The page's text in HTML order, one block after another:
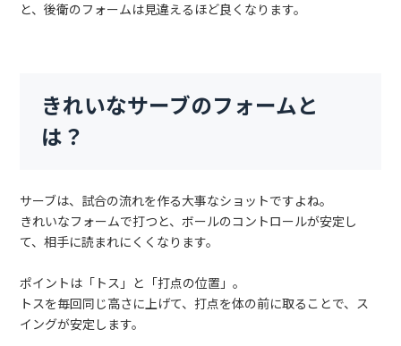
と、後衛のフォームは見違えるほど良くなります。
きれいなサーブのフォームと
は？
サーブは、試合の流れを作る大事なショットですよね。
きれいなフォームで打つと、ボールのコントロールが安定し
て、相手に読まれにくくなります。
ポイントは「トス」と「打点の位置」。
トスを毎回同じ高さに上げて、打点を体の前に取ることで、ス
イングが安定します。